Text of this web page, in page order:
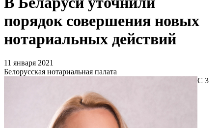
порядок совершения новых
нотариальных действий
11 января 2021
Белорусская нотариальная палата
С 3